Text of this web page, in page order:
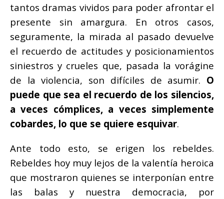
tantos dramas vividos para poder afrontar el
presente sin amargura. En otros casos,
seguramente, la mirada al pasado devuelve
el recuerdo de actitudes y posicionamientos
siniestros y crueles que, pasada la vorágine
de la violencia, son difíciles de asumir. O
puede que sea el recuerdo de los silencios,
a veces cómplices, a veces simplemente
cobardes, lo que se quiere esquivar.
Ante todo esto, se erigen los rebeldes.
Rebeldes hoy muy lejos de la valentía heroica
que mostraron quienes se interponían entre
las balas y nuestra democracia, por